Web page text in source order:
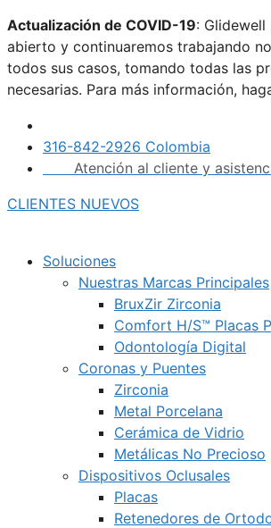
Saltar
al
contenido
Actualización de COVID-19: Glidewell
abierto y continuaremos trabajando
todos sus casos, tomando todas las
necesarias. Para más información,
316-842-2926 Colombia
Atención al cliente y
CLIENTES NUEVOS
Soluciones
Nuestras Marcas Principales
BruxZir Zirconia
Comfort H/S™ Placas
Odontología Digital
Coronas y Puentes
Zirconia
Metal Porcelana
Cerámica de Vidrio
Metálicas No Precioso
Dispositivos Oclusales
Placas
Retenedores de